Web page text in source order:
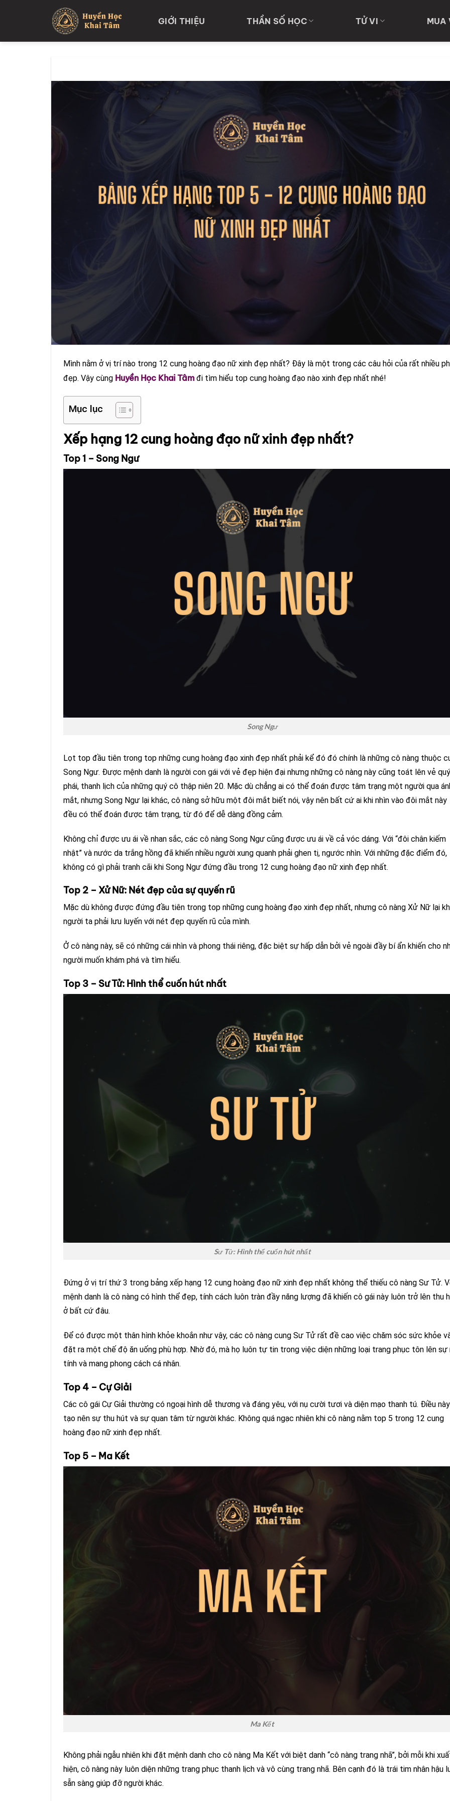
GIỚI THIỆU THẦN SỐ HỌC TỬ VI MUA
Mình nằm ở vị trí nào trong 12 cung hoàng đạo nữ xinh đẹp nhất? Đây là một trong các câu hỏi của rất nhiều
đẹp. Vậy cùng Huyền Học Khai Tâm đi tìm hiểu top cung hoàng đạo nào xinh đẹp nhất nhé!
Mục lục
Xếp hạng 12 cung hoàng đạo nữ xinh đẹp nhất?
Top 1 – Song Ngư
Song Ngư
Lọt top đầu tiên trong top những cung hoàng đạo xinh đẹp nhất phải kể đó đó chính là những cô nàng thuộc
Song Ngư. Được mệnh danh là người con gái với vẻ đẹp hiện đại nhưng những cô nàng này cũng toát lên vẻ quý
phái, thanh lịch của những quý cô thập niên 20. Mặc dù chẳng ai có thể đoán được tâm trạng một người qua
mắt, nhưng Song Ngư lại khác, cô nàng sở hữu một đôi mắt biết nói, vậy nên bất cứ ai khi nhìn vào đôi mắt này
đều có thể đoán được tâm trạng, từ đó để dễ dàng đồng cảm.
Không chỉ được ưu ái về nhan sắc, các cô nàng Song Ngư cũng được ưu ái về cả vóc dáng. Với “đôi chân kiếm
nhật” và nước da trắng hồng đã khiến nhiều người xung quanh phải ghen tị, ngước nhìn. Với những đặc điểm đó,
không có gì phải tranh cãi khi Song Ngư đứng đầu trong 12 cung hoàng đạo nữ xinh đẹp nhất.
Top 2 – Xử Nữ: Nét đẹp của sự quyến rũ
Mặc dù không được đứng đầu tiên trong top những cung hoàng đạo xinh đẹp nhất, nhưng cô nàng Xử Nữ lại
người ta phải lưu luyến với nét đẹp quyến rũ của mình.
Ở cô nàng này, sẽ có những cái nhìn và phong thái riêng, đặc biệt sự hấp dẫn bởi vẻ ngoài đầy bí ẩn khiến cho
người muốn khám phá và tìm hiểu.
Top 3 – Sư Tử: Hình thể cuốn hút nhất
Sư Tử: Hình thể cuốn hút nhất
Đứng ở vị trí thứ 3 trong bảng xếp hạng 12 cung hoàng đạo nữ xinh đẹp nhất không thể thiếu cô nàng Sư Tử.
mệnh danh là cô nàng có hình thể đẹp, tính cách luôn tràn đầy năng lượng đã khiến cô gái này luôn trở lên thu
ở bất cứ đâu.
Để có được một thân hình khỏe khoắn như vậy, các cô nàng cung Sư Tử rất đề cao việc chăm sóc sức khỏe
đặt ra một chế độ ăn uống phù hợp. Nhờ đó, mà họ luôn tự tin trong việc diện những loại trang phục tôn lên sự
tính và mang phong cách cá nhân.
Top 4 – Cự Giải
Các cô gái Cự Giải thường có ngoại hình dễ thương và đáng yêu, với nụ cười tươi và diện mạo thanh tú. Điều này
tạo nên sự thu hút và sự quan tâm từ người khác. Không quá ngạc nhiên khi cô nàng nằm top 5 trong 12 cung
hoàng đạo nữ xinh đẹp nhất.
Top 5 – Ma Kết
Ma Kết
Không phải ngẫu nhiên khi đặt mệnh danh cho cô nàng Ma Kết với biệt danh “cô nàng trang nhã”, bởi mỗi khi
hiện, cô nàng này luôn diện những trang phục thanh lịch và vô cùng trang nhã. Bên cạnh đó là trái tim nhân hậu
sẵn sàng giúp đỡ người khác.